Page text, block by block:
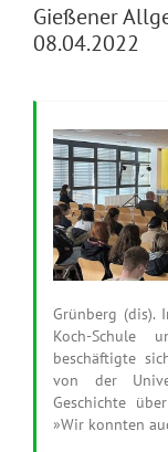
Gießener
08.04.2022
Grünberg (dis).
Koch-Schule
beschäftigte
von der
Geschichte
»Wir konnten